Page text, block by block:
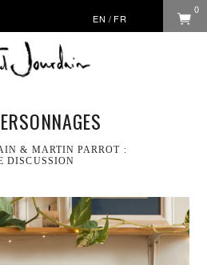
EN / FR
0
& MARTIN PARROT :
DISCUSSION